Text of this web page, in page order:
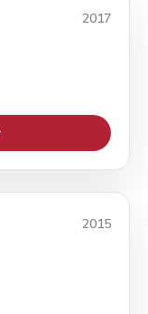
2017
2015